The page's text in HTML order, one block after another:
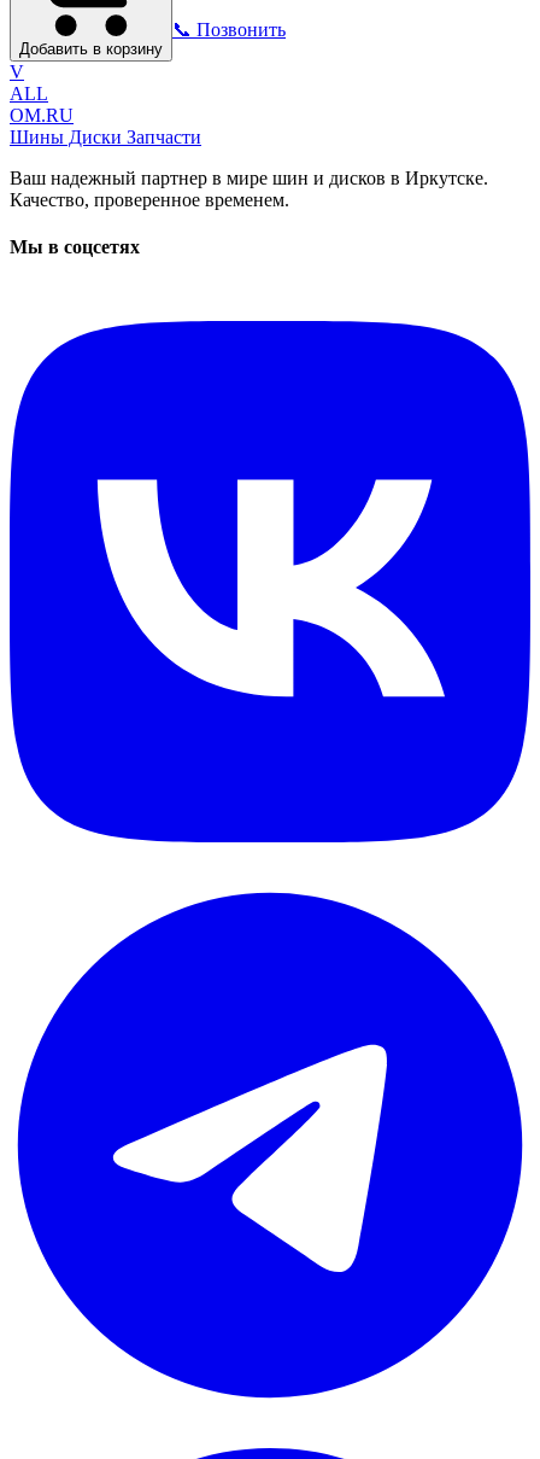
Добавить в корзину
📞 Позвонить
V
ALL
OM.RU
Шины Диски Запчасти
Ваш надежный партнер в мире шин и дисков в Иркутске.
Качество, проверенное временем.
Мы в соцсетях